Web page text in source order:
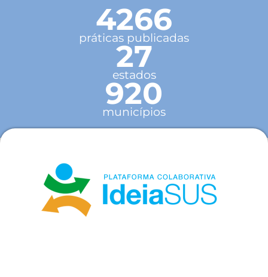
4266
práticas publicadas
27
estados
920
municípios